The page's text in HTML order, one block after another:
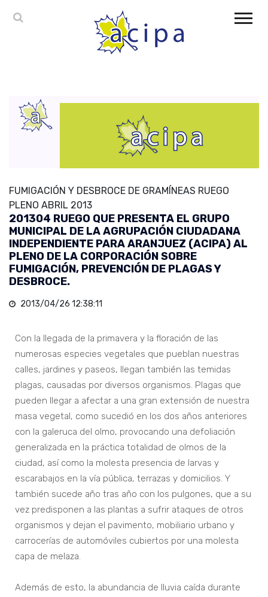
FUMIGACIÓN Y DESBROCE DE GRAMÍNEAS RUEGO
PLENO ABRIL 2013
201304 RUEGO QUE PRESENTA EL GRUPO
MUNICIPAL DE LA AGRUPACIÓN CIUDADANA
INDEPENDIENTE PARA ARANJUEZ (ACIPA) AL
PLENO DE LA CORPORACIÓN SOBRE
FUMIGACIÓN, PREVENCIÓN DE PLAGAS Y
DESBROCE.
2013/04/26 12:38:11
Con la llegada de la primavera y la floración de las
numerosas especies vegetales que pueblan nuestras
calles, jardines y paseos, llegan también las temidas
plagas, causadas por diversos organismos. Plagas que
pueden llegar a afectar a una gran extensión de nuestra
masa vegetal, como sucedió en los dos años anteriores
con la galeruca del olmo, provocando una defoliación
generalizada en la práctica totalidad de olmos de la
ciudad, así como la molesta presencia de larvas y
escarabajos en la vía pública, terrazas y domicilios. Y
también sucede año tras año con los pulgones, que a su
vez predisponen a las plantas a sufrir ataques de otros
organismos y dejan el pavimento, mobiliario urbano y
carrocerías de automóviles cubiertos por una molesta
capa de melaza.
Además de esto, la abundancia de lluvia caída durante